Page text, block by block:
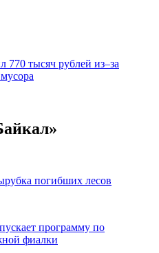
770 тысяч рублей из–за
погибших лесов
программу по
фиалки